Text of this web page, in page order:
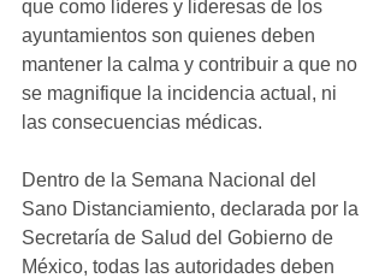
que como líderes y lideresas de los
ayuntamientos son quienes deben
mantener la calma y contribuir a que no
se magnifique la incidencia actual, ni
las consecuencias médicas.
Dentro de la Semana Nacional del
Sano Distanciamiento, declarada por la
Secretaría de Salud del Gobierno de
México, todas las autoridades deben